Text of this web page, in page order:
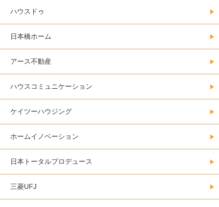
ハウスドゥ
日本橋ホーム
アース不動産
ハウスコミュニケーション
ケイツーハウジング
ホームイノベーション
日本トータルプロデュース
三菱UFJ